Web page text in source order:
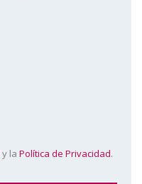
y la Política de Privacidad.